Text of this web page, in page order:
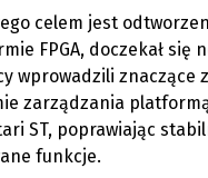
celem jest
FPGA, doczekał się
wprowadzili znaczące
zarządzania
ST, poprawiając
funkcje.